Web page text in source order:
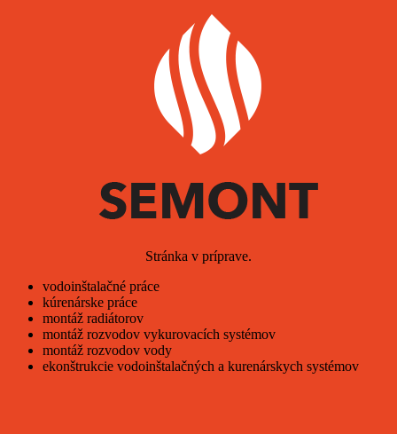
Stránka v príprave.
vodoinštalačné práce
kúrenárske práce
montáž radiátorov
montáž rozvodov vykurovacích systémov
montáž rozvodov vody
ekonštrukcie vodoinštalačných a kurenárskych systémov